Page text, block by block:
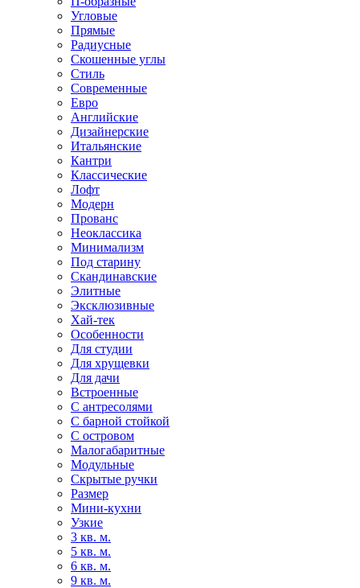
Угловые
Прямые
Радиусные
Скошенные углы
Стиль
Современные
Евро
Английские
Дизайнерские
Итальянские
Кантри
Классические
Лофт
Модерн
Прованс
Неоклассика
Минимализм
Под старину
Скандинавские
Элитные
Эксклюзивные
Хай-тек
Особенности
Для студии
Для хрущевки
Для дачи
Встроенные
С антресолями
С барной стойкой
С островом
Малогабаритные
Модульные
Скрытые ручки
Размер
Мини-кухни
Узкие
3 кв. м.
5 кв. м.
6 кв. м.
9 кв. м.